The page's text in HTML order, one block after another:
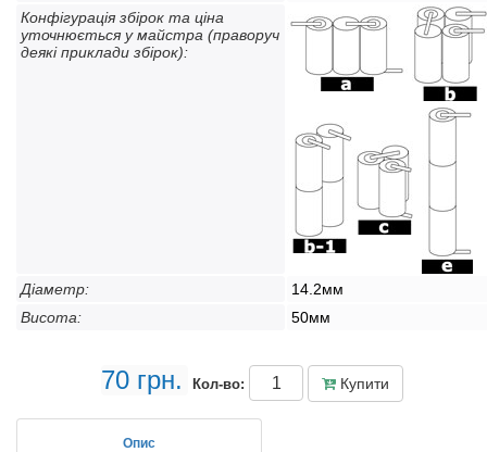
Конфігурація збірок та ціна
уточнюється у майстра (праворуч
деякі приклади збірок):
Діаметр:
14.2мм
Висота:
50мм
70 грн. Кол-во: Купити
Опис